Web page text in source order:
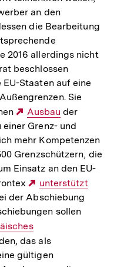
an den
die Bearbeitung
2016 allerdings nicht
beschlossen
Staaten auf eine
Sie
Externer
Link:
Ausbau der
Grenz- und
mehr Kompetenzen
Grenzschützern, die
Einsatz an den EU-
Externer
Link:
unterstützt
der Abschiebung
sollen
das als
gültigen